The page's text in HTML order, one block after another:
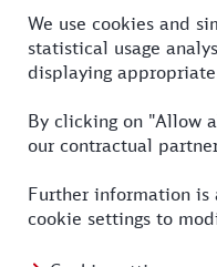
Jena Paradies
20.08.26
11:34
Jena Paradies
20.08.26